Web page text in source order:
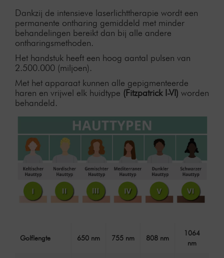
Dankzij de intensieve laserlichttherapie wordt een
permanente ontharing gemiddeld met minder
behandelingen bereikt dan bij alle andere
ontharingsmethoden.
Het handstuk heeft een hoog aantal pulsen van
2.500.000 (miljoen).
Met het apparaat kunnen alle gepigmenteerde
haren en vrijwel elk huidtype (Fitzpatrick I-VI) worden
behandeld.
Golflengte 650 nm 755 nm 808 nm
1064
nm